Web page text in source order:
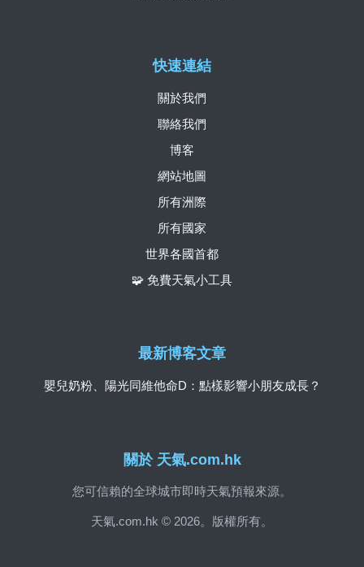
關於 天氣.com.hk
您可信賴的全球城市即時天氣預報來源。
天氣.com.hk © 2026。版權所有。
快速連結
關於我們
聯絡我們
博客
網站地圖
所有洲際
所有國家
世界各國首都
🧩 免費天氣小工具
最新博客文章
嬰兒奶粉、陽光同維他命D：點樣影響小朋友成長？